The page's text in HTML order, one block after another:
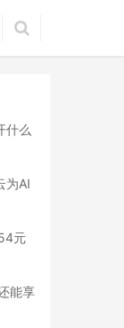
什么
为AI
元
能享